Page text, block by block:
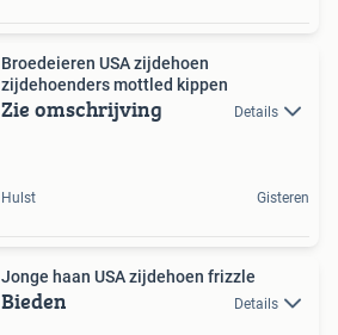
Broedeieren USA zijdehoen
zijdehoenders mottled kippen
Zie omschrijving Details
Hulst Gisteren
Jonge haan USA zijdehoen frizzle
Bieden Details